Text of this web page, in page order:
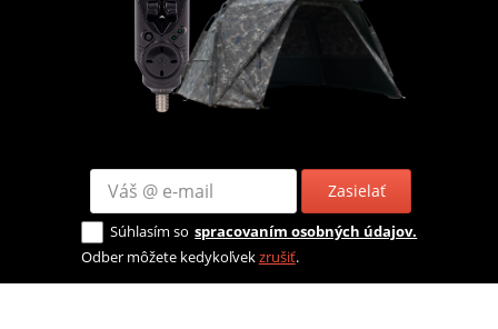
Zasielať
Súhlasím so spracovaním osobných údajov.
Odber môžete kedykoľvekzrušiť.